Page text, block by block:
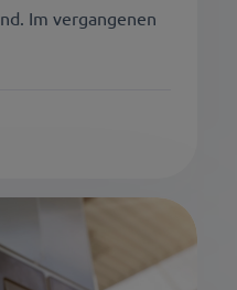
Im vergangenen